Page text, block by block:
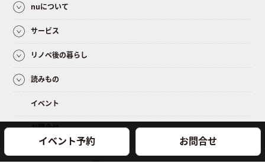
イベント予約 お問合せ
nuについて
サービス
リノベ後の暮らし
読みもの
イベント
お問合せ